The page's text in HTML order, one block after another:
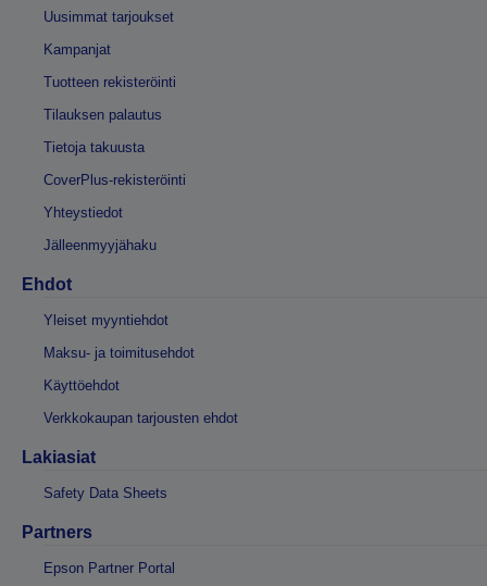
Uusimmat tarjoukset
Kampanjat
Tuotteen rekisteröinti
Tilauksen palautus
Tietoja takuusta
CoverPlus-rekisteröinti
Yhteystiedot
Jälleenmyyjähaku
Ehdot
Yleiset myyntiehdot
Maksu- ja toimitusehdot
Käyttöehdot
Verkkokaupan tarjousten ehdot
Lakiasiat
Safety Data Sheets
Partners
Epson Partner Portal